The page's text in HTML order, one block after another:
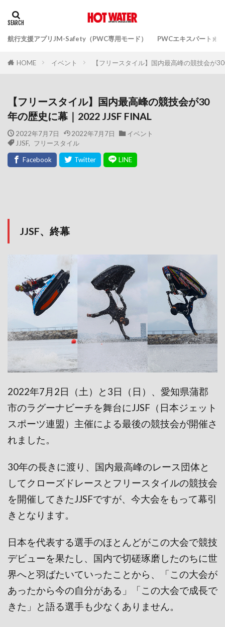
航行支援アプリJM-Safety（PWC専用モード） PWCエキスパートガ
HOME イベント 【フリースタイル】国内最高峰の競技会が
【フリースタイル】国内最高峰の競技会が30
年の歴史に幕｜2022 JJSF FINAL
2022年7月7日 2022年7月7日
イベント
JJSF, フリースタイル
JJSF、終幕
2022年7月2日（土）と3日（日）、愛知県蒲郡
市のラグーナビーチを舞台にJJSF（日本ジェット
スポーツ連盟）主催による最後の競技会が開催さ
れました。
30年の長きに渡り、国内最高峰のレース団体と
してクローズドレースとフリースタイルの競技会
を開催してきたJJSFですが、今大会をもって幕引
きとなります。
日本を代表する選手のほとんどがこの大会で競技
デビューを果たし、国内で切磋琢磨したのちに世
界へと羽ばたいていったことから、「この大会が
あったから今の自分がある」「この大会で成長で
きた」と語る選手も少なくありません。